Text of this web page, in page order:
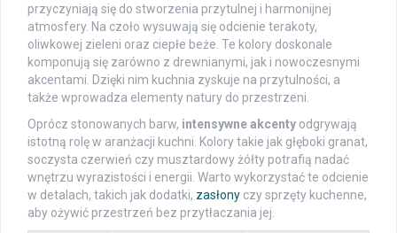
przyczyniają się do stworzenia przytulnej i harmonijnej
atmosfery. Na czoło wysuwają się odcienie terakoty,
oliwkowej zieleni oraz ciepłe beże. Te kolory doskonale
komponują się zarówno z drewnianymi, jak i nowoczesnymi
akcentami. Dzięki nim kuchnia zyskuje na przytulności, a
także wprowadza elementy natury do przestrzeni.
Oprócz stonowanych barw, intensywne akcenty odgrywają
istotną rolę w aranżacji kuchni. Kolory takie jak głęboki granat,
soczysta czerwień czy musztardowy żółty potrafią nadać
wnętrzu wyrazistości i energii. Warto wykorzystać te odcienie
w detalach, takich jak dodatki, zasłony czy sprzęty kuchenne,
aby ożywić przestrzeń bez przytłaczania jej.